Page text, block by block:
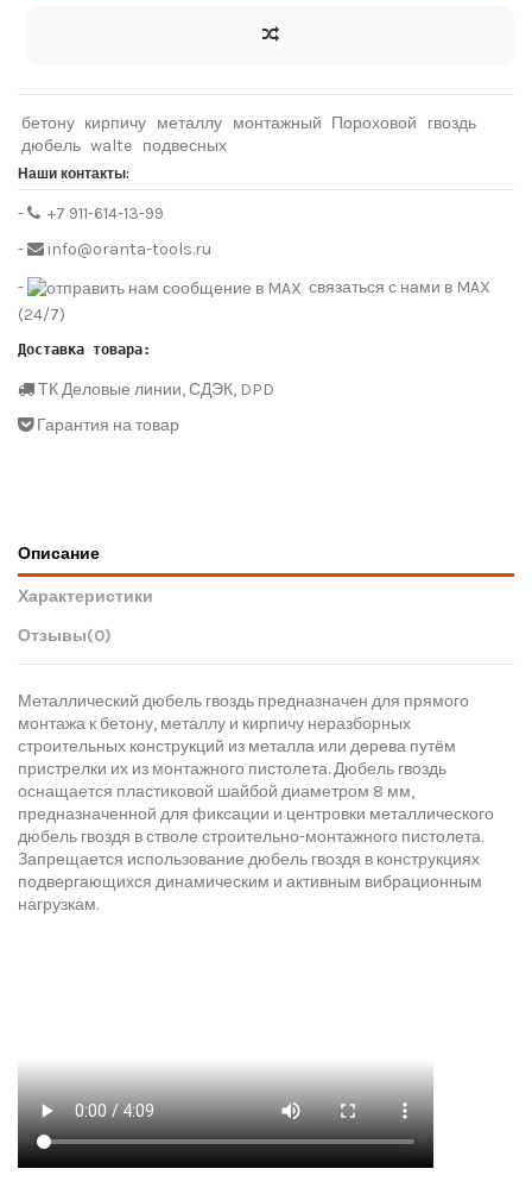
бетону кирпичу металлу монтажный Пороховой
гвоздь
дюбель walte подвесных
Наши контакты:
-
+7 911-614-13-99
-
info@oranta-tools.ru
-
связаться с нами в MAX
(24/7)
Доставка товара:
ТК Деловые линии, СДЭК, DPD
Гарантия на товар
Описание
Характеристики
Отзывы(0)
Металлический дюбель гвоздь предназначен для прямого
монтажа к бетону, металлу и кирпичу неразборных
строительных конструкций из металла или дерева путём
пристрелки их из монтажного пистолета. Дюбель гвоздь
оснащается пластиковой шайбой диаметром 8 мм,
предназначенной для фиксации и центровки металлического
дюбель гвоздя в стволе строительно-монтажного пистолета.
Запрещается использование дюбель гвоздя в конструкциях
подвергающихся динамическим и активным вибрационным
нагрузкам.